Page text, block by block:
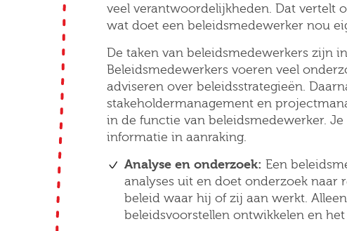
veel verantwoordelijkheden. Dat vertelt
wat doet een beleidsmedewerker nou
De taken van beleidsmedewerkers zijn
Beleidsmedewerkers voeren veel
adviseren over beleidsstrategieën.
stakeholdermanagement en
in de functie van beleidsmedewerker.
informatie in aanraking.
Analyse en onderzoek: Een
analyses uit en doet onderzoek naar
beleid waar hij of zij aan werkt.
beleidsvoorstellen ontwikkelen en
Postcode